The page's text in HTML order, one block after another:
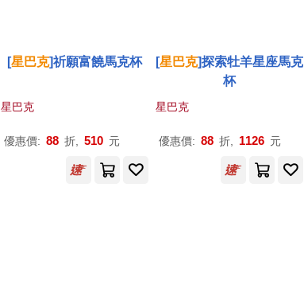
[星巴克]祈願富饒馬克杯
星巴克
優惠價: 88 折, 510 元
[星巴克]探索牡羊星座馬克
杯
星巴克
優惠價: 88 折, 1126 元